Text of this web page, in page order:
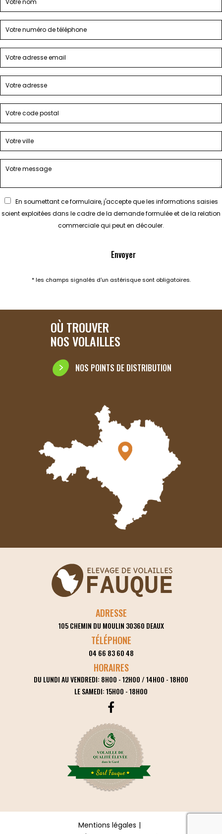
En soumettant ce formulaire, j'accepte que les informations saisies
soient exploitées dans le cadre de la demande formulée et de la relation
commerciale qui peut en découler.
* les champs signalés d'un astérisque sont obligatoires.
OÙ TROUVER
NOS VOLAILLES
NOS POINTS DE DISTRIBUTION
ADRESSE
105 CHEMIN DU MOULIN 30360 DEAUX
TÉLÉPHONE
04 66 83 60 48
HORAIRES
DU LUNDI AU VENDREDI: 8H00 - 12H00 / 14H00 - 18H00
LE SAMEDI: 15H00 - 18H00
Mentions légales